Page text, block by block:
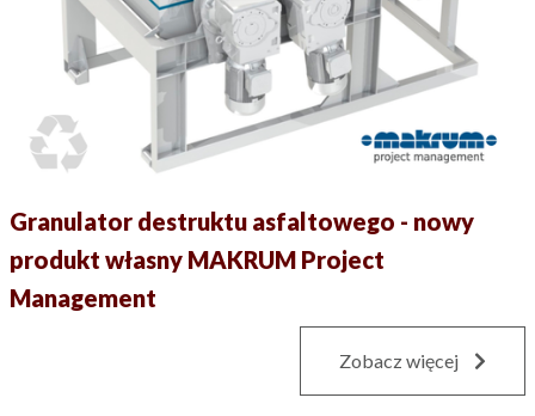
Granulator destruktu asfaltowego - nowy
produkt własny MAKRUM Project
Management
Zobacz więcej